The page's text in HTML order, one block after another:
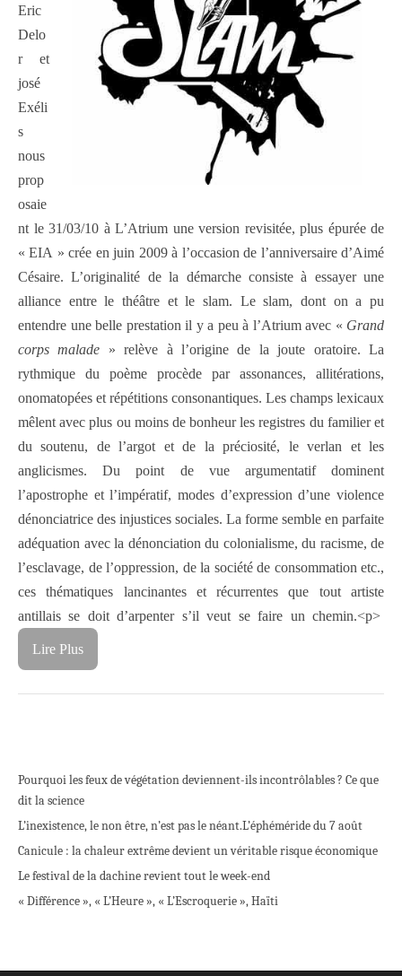
Eric
Delo
r et
josé
Exéli
s
nous
prop
osaie
nt le 31/03/10 à L’Atrium une version revisitée, plus épurée de
« EIA » crée en juin 2009 à l’occasion de l’anniversaire d’Aimé
Césaire. L’originalité de la démarche consiste à essayer une
alliance entre le théâtre et le slam. Le slam, dont on a pu
entendre une belle prestation il y a peu à l’Atrium avec « Grand
corps malade » relève à l’origine de la joute oratoire. La
rythmique du poème procède par assonances, allitérations,
onomatopées et répétitions consonantiques. Les champs lexicaux
mêlent avec plus ou moins de bonheur les registres du familier et
du soutenu, de l’argot et de la préciosité, le verlan et les
anglicismes. Du point de vue argumentatif dominent
l’apostrophe et l’impératif, modes d’expression d’une violence
dénonciatrice des injustices sociales. La forme semble en parfaite
adéquation avec la dénonciation du colonialisme, du racisme, de
l’esclavage, de l’oppression, de la société de consommation etc.,
ces thématiques lancinantes et récurrentes que tout artiste
antillais se doit d’arpenter s’il veut se faire un chemin.<p>
Lire Plus
Pourquoi les feux de végétation deviennent-ils incontrôlables ? Ce que
dit la science
L’inexistence, le non être, n’est pas le néant.L’éphéméride du 7 août
Canicule : la chaleur extrême devient un véritable risque économique
Le festival de la dachine revient tout le week-end
« Différence », « L’Heure », « L’Escroquerie », Haïti